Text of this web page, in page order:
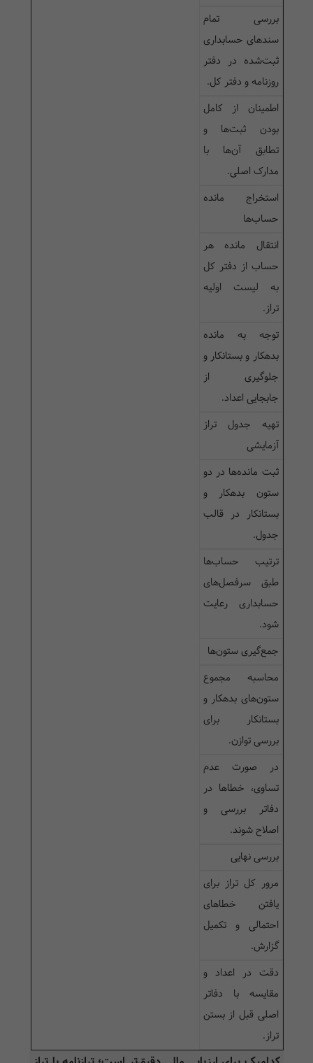
بررسی تمام
سندهای حسابداری
ثبت‌شده در دفتر
روزنامه و دفتر کل.
اطمینان از کامل
بودن ثبت‌ها و
تطابق آن‌ها با
مدارک اصلی.
استخراج مانده
حساب‌ها
انتقال مانده هر
حساب از دفتر کل
به لیست اولیه
تراز.
توجه به مانده
بدهکار و بستانکار و
جلوگیری از
جابجایی اعداد.
تهیه جدول تراز
آزمایشی
ثبت مانده‌ها در دو
ستون بدهکار و
بستانکار در قالب
جدول.
ترتیب حساب‌ها
طبق سرفصل‌های
حسابداری رعایت
شود.
جمع‌گیری ستون‌ها
محاسبه مجموع
ستون‌های بدهکار و
بستانکار برای
بررسی توازن.
در صورت عدم
تساوی، خطاها در
دفاتر بررسی و
اصلاح شوند.
بررسی نهایی
مرور کل تراز برای
یافتن خطاهای
احتمالی و تکمیل
گزارش.
دقت در اعداد و
مقایسه با دفاتر
اصلی قبل از بستن
تراز.